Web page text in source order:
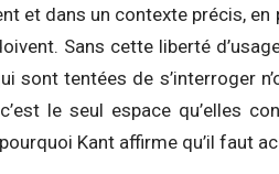
et dans un contexte précis,
Sans cette liberté
sont tentées de s’interroger
le seul espace qu’elles
Kant affirme qu’il faut